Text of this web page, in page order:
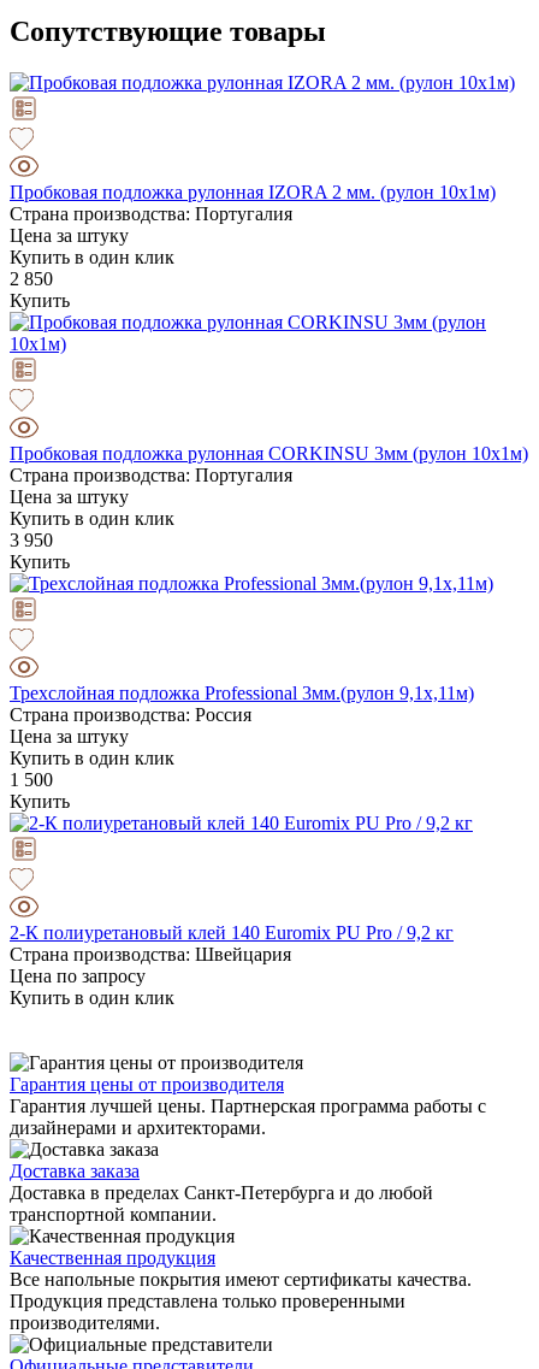
Сопутствующие товары
Пробковая подложка рулонная IZORA 2 мм. (рулон 10х1м)
Страна производства: Португалия
Цена за штуку
Купить в один клик
2 850
Купить
Пробковая подложка рулонная CORKINSU 3мм (рулон 10х1м)
Страна производства: Португалия
Цена за штуку
Купить в один клик
3 950
Купить
Трехслойная подложка Professional 3мм.(рулон 9,1х,11м)
Страна производства: Россия
Цена за штуку
Купить в один клик
1 500
Купить
2-К полиуретановый клей 140 Euromix PU Pro / 9,2 кг
Страна производства: Швейцария
Цена по запросу
Купить в один клик
Гарантия цены от производителя
Гарантия лучшей цены. Партнерская программа работы с
дизайнерами и архитекторами.
Доставка заказа
Доставка в пределах Санкт-Петербурга и до любой
транспортной компании.
Качественная продукция
Все напольные покрытия имеют сертификаты качества.
Продукция представлена только проверенными
производителями.